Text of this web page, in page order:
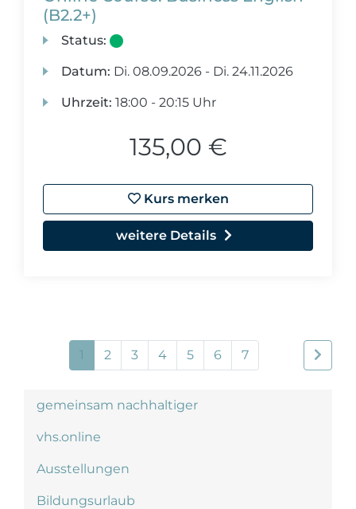
gemeinsam nachhaltiger
vhs.online
Ausstellungen
Bildungsurlaub
(B2.2+)
Status:
Datum: Di. 08.09.2026 - Di. 24.11.2026
Uhrzeit: 18:00 - 20:15 Uhr
135,00 €
Kurs merken
weitere Details
1 2 3 4 5 6 7